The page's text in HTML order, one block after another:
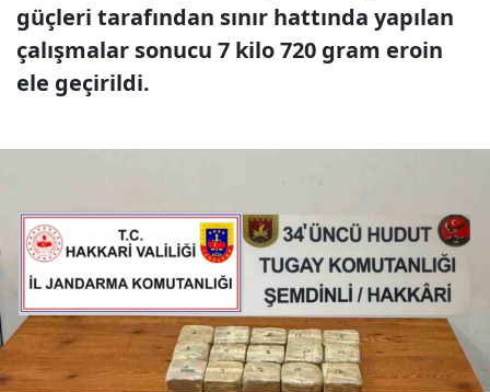
güçleri tarafından sınır hattında yapılan
çalışmalar sonucu 7 kilo 720 gram eroin
ele geçirildi.